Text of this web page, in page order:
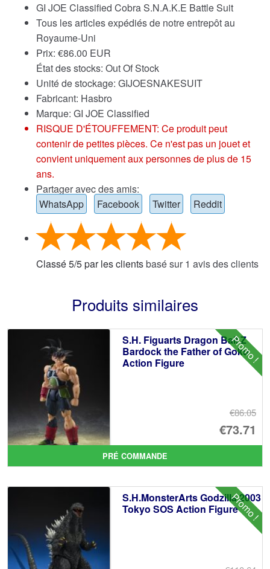
GI JOE Classified Cobra S.N.A.K.E Battle Suit
Tous les articles expédiés de notre entrepôt au
Royaume-Uni
Prix: €86.00 EUR
État des stocks: Out Of Stock
Unité de stockage: GIJOESNAKESUIT
Fabricant: Hasbro
Marque: GI JOE Classified
RISQUE D'ÉTOUFFEMENT: Ce produit peut
contenir de petites pièces. Ce n'est pas un jouet et
convient uniquement aux personnes de plus de 15
ans.
Partager avec des amis:
WhatsApp
Facebook Twitter Reddit
Classé5/5par les clientsbasé sur 1 avis des clients
Produits similaires
Promo !
S.H. Figuarts Dragon Ball Z
Bardock the Father of Goku
Action Figure
€86.05
€73.71
Le
PRÉ COMMANDE
Promo !
S.H.MonsterArts Godzilla 2003
Tokyo SOS Action Figure